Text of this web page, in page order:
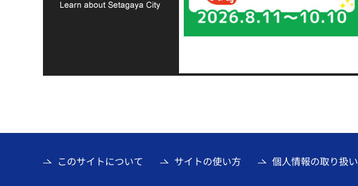
このサイトについて サイトの使い方 個人情報の取り扱い